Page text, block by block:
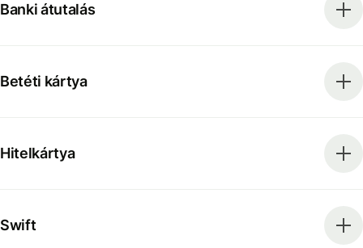
Banki átutalás
Betéti kártya
Hitelkártya
Swift